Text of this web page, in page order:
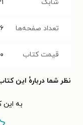
شابک
تعداد صفحه‌ها
قیمت کتاب
نظر شما دربارهٔ این
به